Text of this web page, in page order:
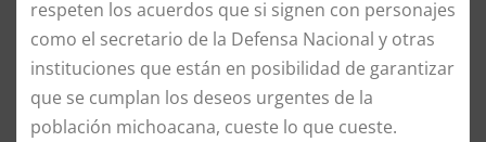
respeten los acuerdos que si signen con personajes
como el secretario de la Defensa Nacional y otras
instituciones que están en posibilidad de garantizar
que se cumplan los deseos urgentes de la
población michoacana, cueste lo que cueste.